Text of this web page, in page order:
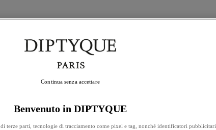
Benvenuto in DIPTYQUE
terze parti, tecnologie di tracciamento come pixel e tag, nonché identificatori pubblicitari
Continua senza accettare